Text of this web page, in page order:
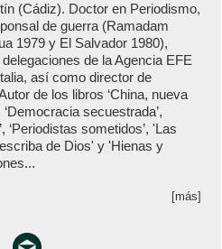
(Cádiz). Doctor en Periodismo,
de guerra (Ramadam
1979 y El Salvador 1980),
de la Agencia EFE
así como director de
de los libros ‘China, nueva
‘Democracia secuestrada’,
‘Periodistas sometidos’, 'Las
de Dios' y 'Hienas y
[más]